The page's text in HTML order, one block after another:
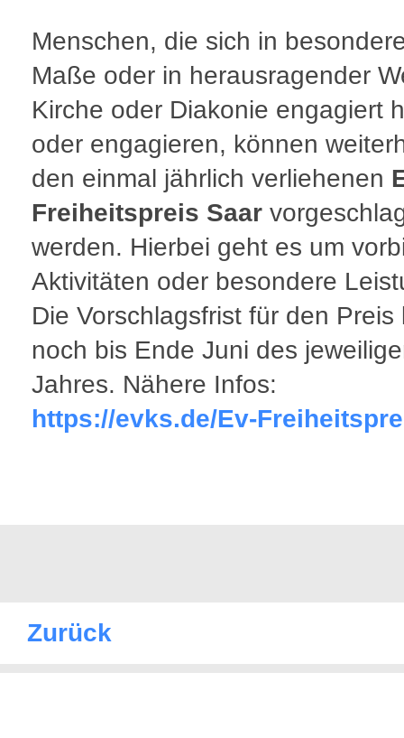
Menschen, die sich in
Maße oder in herausragender
Kirche oder Diakonie engagiert
oder engagieren, können
den einmal jährlich verliehenen
Freiheitspreis Saar
werden. Hierbei geht es um
Aktivitäten oder besondere
Die Vorschlagsfrist für den Preis
noch bis Ende Juni des
Jahres. Nähere Infos:
https://evks.de/Ev-
Zurück